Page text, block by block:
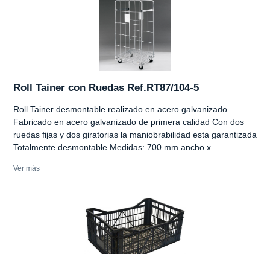
Roll Tainer con Ruedas Ref.RT87/104-5
Roll Tainer desmontable realizado en acero galvanizado
Fabricado en acero galvanizado de primera calidad Con dos
ruedas fijas y dos giratorias la maniobrabilidad esta garantizada
Totalmente desmontable Medidas: 700 mm ancho x...
Ver más